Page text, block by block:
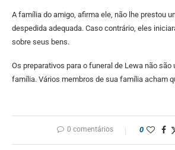
A família do amigo, afirma ele, não lhe prestou
despedida adequada. Caso contrário, eles
sobre seus bens.
Os preparativos para o funeral de Lewa não são
família. Vários membros de sua família acham
0 comentários 0